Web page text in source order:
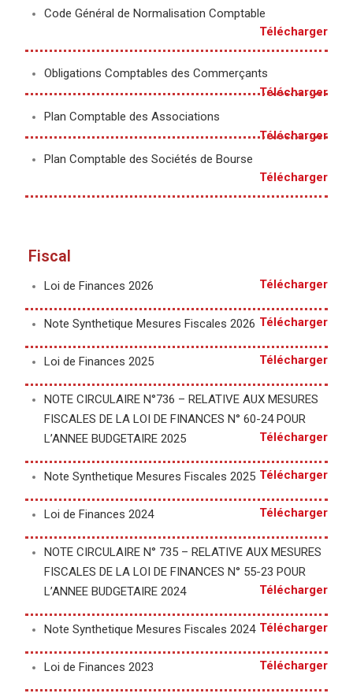
Code Général de Normalisation Comptable
Télécharger
Obligations Comptables des Commerçants
Télécharger
Plan Comptable des Associations
Télécharger
Plan Comptable des Sociétés de Bourse
Télécharger
Fiscal
Loi de Finances 2026 Télécharger
Note Synthetique Mesures Fiscales 2026 Télécharger
Loi de Finances 2025 Télécharger
NOTE CIRCULAIRE N°736 – RELATIVE AUX MESURES
FISCALES DE LA LOI DE FINANCES N° 60-24 POUR
L’ANNEE BUDGETAIRE 2025
Télécharger
Note Synthetique Mesures Fiscales 2025 Télécharger
Loi de Finances 2024 Télécharger
NOTE CIRCULAIRE N° 735 – RELATIVE AUX MESURES
FISCALES DE LA LOI DE FINANCES N° 55-23 POUR
L’ANNEE BUDGETAIRE 2024
Télécharger
Note Synthetique Mesures Fiscales 2024 Télécharger
Loi de Finances 2023 Télécharger